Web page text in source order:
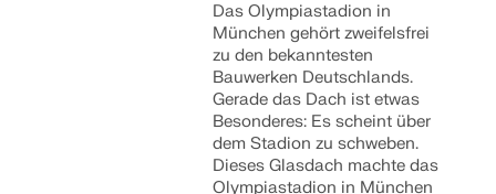
Das Olympiastadion in
München gehört zweifelsfrei
zu den bekanntesten
Bauwerken Deutschlands.
Gerade das Dach ist etwas
Besonderes: Es scheint über
dem Stadion zu schweben.
Dieses Glasdach machte das
Olympiastadion in München